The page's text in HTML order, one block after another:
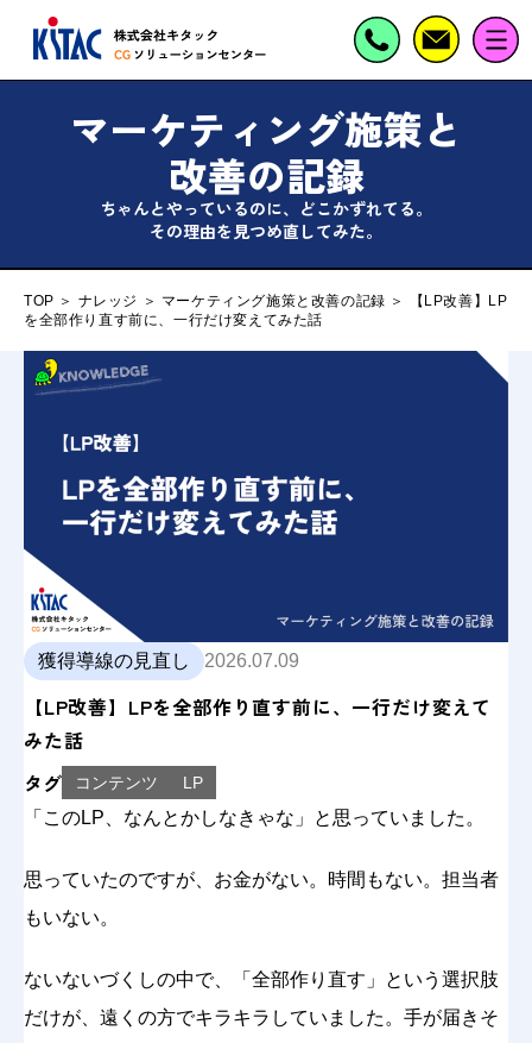
マーケティング施策と
改善の記録
ちゃんとやっているのに、どこかずれてる。
その理由を見つめ直してみた。
TOP ＞ ナレッジ ＞ マーケティング施策と改善の記録 ＞
【LP改善】LP
を全部作り直す前に、一行だけ変えてみた話
獲得導線の見直し 2026.07.09
【LP改善】LPを全部作り直す前に、一行だけ変えて
みた話
タグ
コンテンツ LP
「このLP、なんとかしなきゃな」と思っていました。
思っていたのですが、お金がない。時間もない。担当者
もいない。
ないないづくしの中で、「全部作り直す」という選択肢
だけが、遠くの方でキラキラしていました。手が届きそ